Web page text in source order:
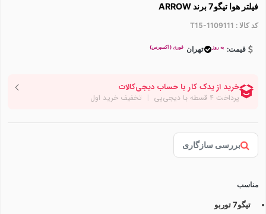
فیلتر هوا تیگو7 برند ARROW
کد کالا : T15-1109111
قیمت: به روز تهران فوری ( اکسپرس)
بررسی سازگاری
مناسب
تیگو7 توربو